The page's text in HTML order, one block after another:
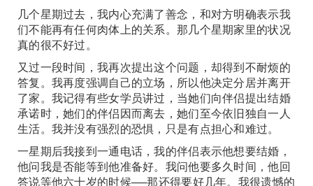
几个星期过去，我内心充满了善念，和对方明确表示我
们不能再有任何肉体上的关系。那几个星期家里的状况
真的很不好过。
又过一段时间，我再次提出这个问题，却得到不耐烦的
答复。我再度强调自己的立场，所以他决定分居并离开
了家。我记得有些女学员讲过，当她们向伴侣提出结婚
承诺时，她们的伴侣因而离去，她们至今依旧独自一人
生活。我并没有强烈的恐惧，只是有点担心和难过。
一星期后我接到一通电话，我的伴侣表示他想要结婚，
他问我是否能等到他准备好。我问他要多久时间，他回
答说等他六十岁的时候──那还得要好几年。我很遗憾的